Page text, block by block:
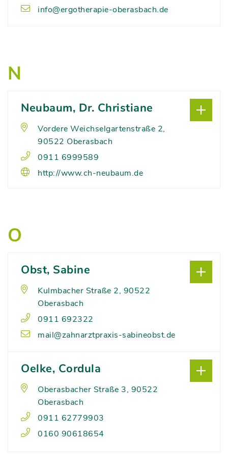
info@ergotherapie-oberasbach.de
N
Neubaum, Dr. Christiane
Vordere Weichselgartenstraße 2,
90522 Oberasbach
0911 6999589
http://www.ch-neubaum.de
O
Obst, Sabine
Kulmbacher Straße 2, 90522
Oberasbach
0911 692322
mail@zahnarztpraxis-sabineobst.de
Oelke, Cordula
Oberasbacher Straße 3, 90522
Oberasbach
0911 62779903
0160 90618654